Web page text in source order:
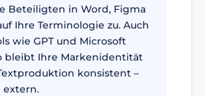
Beteiligten in Word, Figma
Ihre Terminologie zu. Auch
wie GPT und Microsoft
bleibt Ihre Markenidentität
konsistent –
extern.